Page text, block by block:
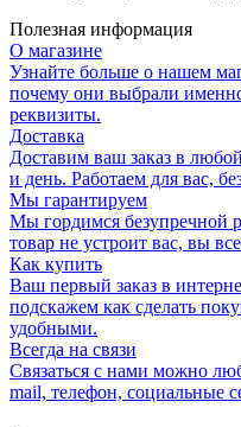
Полезная информация
О магазине
Узнайте больше о нашем
почему они выбрали
реквизиты.
Доставка
Доставим ваш заказ в
и день. Работаем для вас,
Мы гарантируем
Мы гордимся безупречной
товар не устроит вас, вы
Как купить
Ваш первый заказ в
подскажем как сделать
удобными.
Всегда на связи
Связаться с нами можно
mail, телефон, социальные